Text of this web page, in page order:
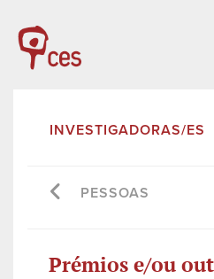
INVESTIGADORAS/ES
PESSOAS
Prémios e/ou